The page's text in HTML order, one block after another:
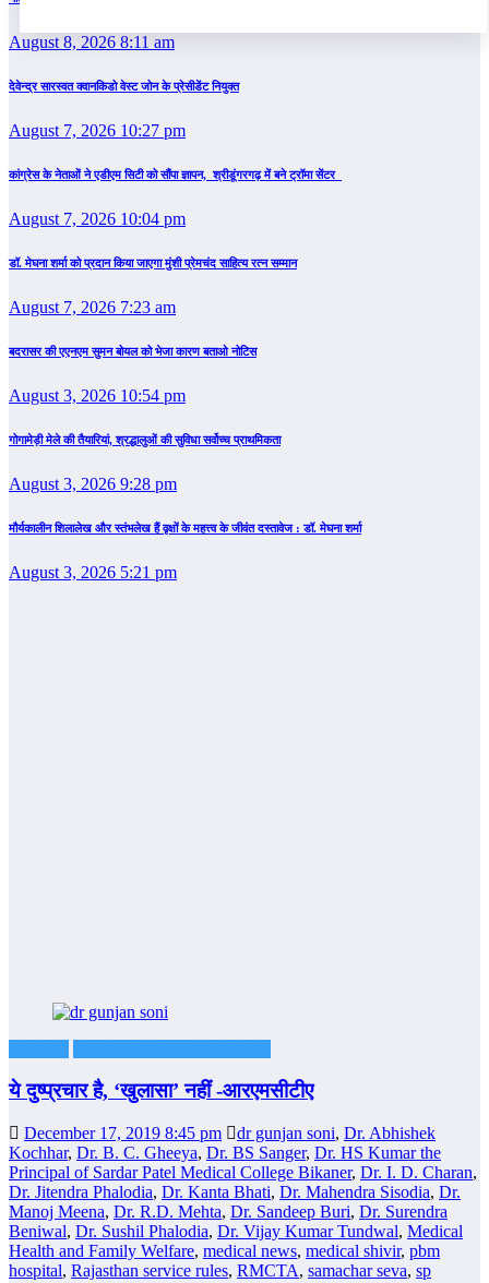
August 8, 2026 8:11 am
देवेन्द्र सारस्वत क्वानकिडो वेस्ट जोन के प्रेसीडेंट नियुक्त
August 7, 2026 10:27 pm
कांग्रेस के नेताओं ने एडीएम सिटी को सौंपा ज्ञापन, श्रीडूंगरगढ़ में बने ट्रॉमा सेंटर
August 7, 2026 10:04 pm
डॉ. मेघना शर्मा को प्रदान किया जाएगा मुंशी प्रेमचंद साहित्य रत्न सम्‍मान
August 7, 2026 7:23 am
बदरासर की एएनएम सुमन बोयल को भेजा कारण बताओ नोटिस
August 3, 2026 10:54 pm
गोगामेड़ी मेले की तैयारियां, श्रद्धालुओं की सुविधा सर्वोच्च प्राथमिकता
August 3, 2026 9:28 pm
मौर्यकालीन शिलालेख और स्तंभलेख हैं वृक्षों के महत्त्व के जीवंत दस्तावेज : डॉ. मेघना शर्मा
August 3, 2026 5:21 pm
ये दुष्प्रचार है, ‘खुलासा’ नहीं -आरएमसीटीए
December 17, 2019 8:45 pm dr gunjan soni, Dr. Abhishek
Kochhar, Dr. B. C. Gheeya, Dr. BS Sanger, Dr. HS Kumar the
Principal of Sardar Patel Medical College Bikaner, Dr. I. D. Charan,
Dr. Jitendra Phalodia, Dr. Kanta Bhati, Dr. Mahendra Sisodia, Dr.
Manoj Meena, Dr. R.D. Mehta, Dr. Sandeep Buri, Dr. Surendra
Beniwal, Dr. Sushil Phalodia, Dr. Vijay Kumar Tundwal, Medical
Health and Family Welfare, medical news, medical shivir, pbm
hospital, Rajasthan service rules, RMCTA, samachar seva, sp